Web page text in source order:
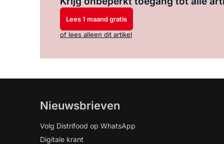
Lees 1 maand gratis
of lees alleen dit artikel
Nieuwsbrieven
Volg Distrifood op WhatsApp
Digitale krant